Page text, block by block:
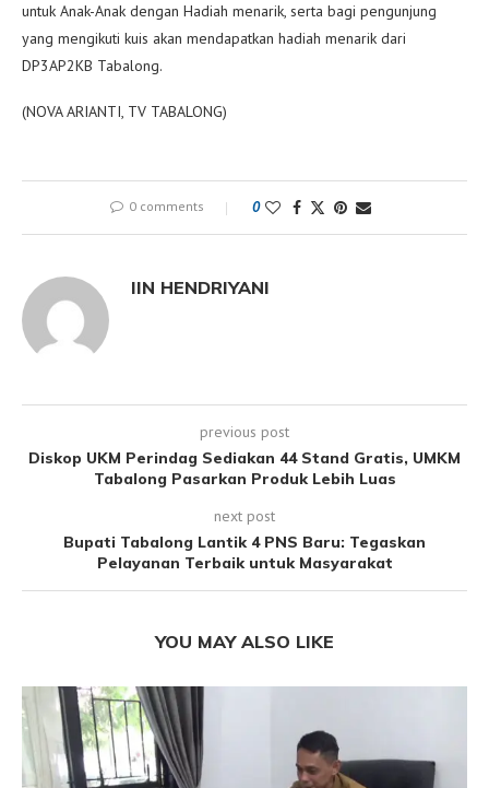
untuk Anak-Anak dengan Hadiah menarik, serta bagi pengunjung
yang mengikuti kuis akan mendapatkan hadiah menarik dari
DP3AP2KB Tabalong.
(NOVA ARIANTI, TV TABALONG)
0 comments 0
IIN HENDRIYANI
previous post
Diskop UKM Perindag Sediakan 44 Stand Gratis, UMKM
Tabalong Pasarkan Produk Lebih Luas
next post
Bupati Tabalong Lantik 4 PNS Baru: Tegaskan
Pelayanan Terbaik untuk Masyarakat
YOU MAY ALSO LIKE